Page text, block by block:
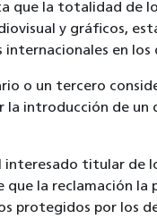
que la totalidad de
y gráficos,
en los
o un tercero
la introducción de
interesado titular de
que la reclamación
protegidos por los